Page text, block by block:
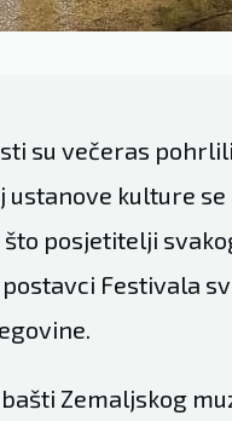
su večeras
ustanove kulture
posjetitelji
Festivala
Zemaljskog